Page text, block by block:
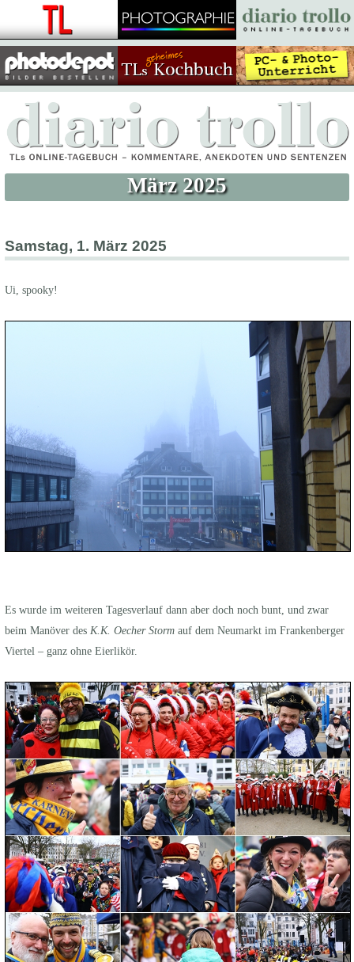
März 2025
Samstag, 1. März 2025
Ui, spooky!
Es wurde im weiteren Tagesverlauf dann aber doch noch bunt, und zwar
beim Manöver des K.K. Oecher Stormauf dem Neumarkt im Frankenberger
Viertel – ganz ohne Eierlikör.